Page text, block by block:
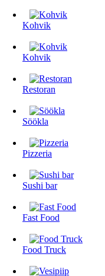
Kohvik
Kohvik
Restoran
Söökla
Pizzeria
Sushi bar
Fast Food
Food Truck